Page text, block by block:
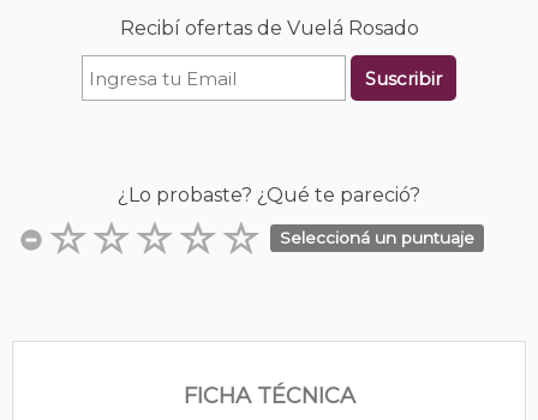
Recibí ofertas de Vuelá Rosado
Suscribir
¿Lo probaste? ¿Qué te pareció?
Seleccioná un puntuaje
FICHA TÉCNICA